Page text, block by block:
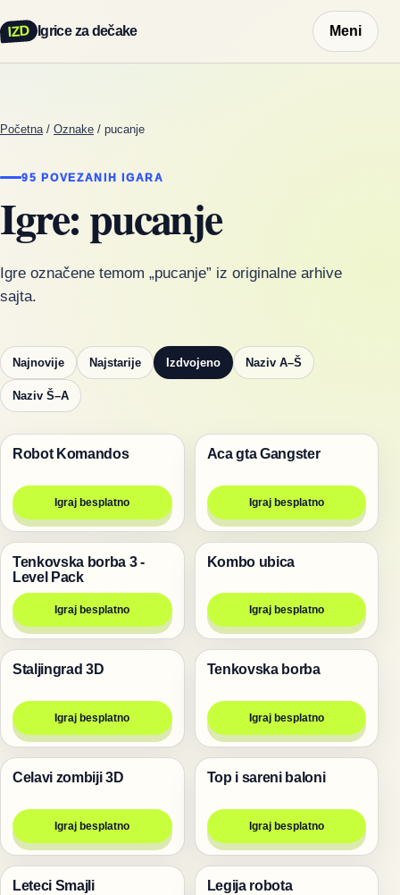
IZD Igrice za dečake Meni
Početna / Oznake / pucanje
95 POVEZANIH IGARA
Igre: pucanje
Igre označene temom „pucanje” iz originalne arhive
sajta.
Najnovije Najstarije Izdvojeno Naziv A–Š
Naziv Š–A
Pucanje
Robot Komandos
Igraj besplatno
Pucanje
Aca gta Gangster
Igraj besplatno
Pucanje
Tenkovska borba 3 -
Level Pack
Igraj besplatno
Pucanje
Kombo ubica
Igraj besplatno
Pucanje
Staljingrad 3D
Igraj besplatno
Igre za dvoje
Tenkovska borba
Igraj besplatno
Pucanje
Celavi zombiji 3D
Igraj besplatno
Pucanje
Top i sareni baloni
Igraj besplatno
Pucanje
Leteci Smajli Pucanje
Legija robota